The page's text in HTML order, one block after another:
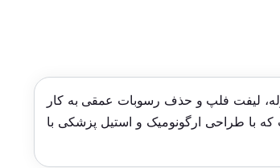
لیفت فلپ و حذف رسوبات عمقی به کار
با طراحی ارگونومیک و استیل پزشکی با